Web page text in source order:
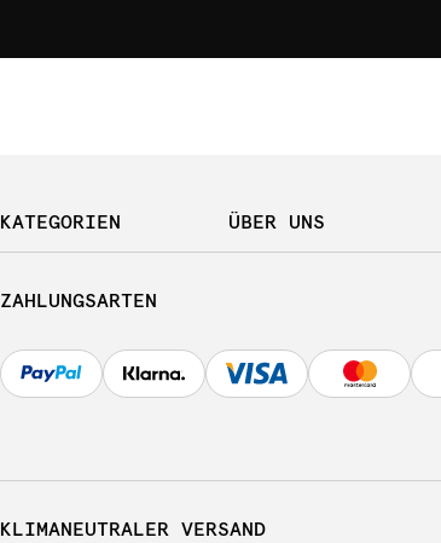
KATEGORIEN ÜBER UNS
ZAHLUNGSARTEN
KLIMANEUTRALER VERSAND